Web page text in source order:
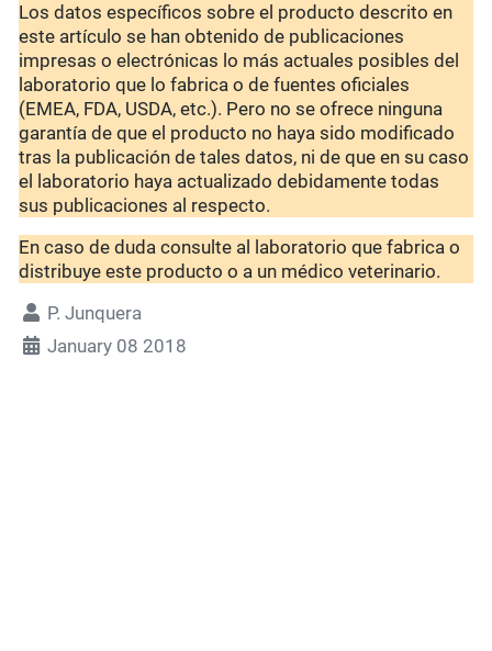
Los datos específicos sobre el producto descrito en
este artículo se han obtenido de publicaciones
impresas o electrónicas lo más actuales posibles del
laboratorio que lo fabrica o de fuentes oficiales
(EMEA, FDA, USDA, etc.). Pero no se ofrece ninguna
garantía de que el producto no haya sido modificado
tras la publicación de tales datos, ni de que en su caso
el laboratorio haya actualizado debidamente todas
sus publicaciones al respecto.
En caso de duda consulte al laboratorio que fabrica o
distribuye este producto o a un médico veterinario.
P. Junquera
January 08 2018